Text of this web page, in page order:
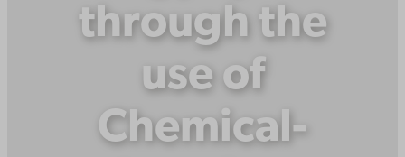
through the
use of
Chemical-